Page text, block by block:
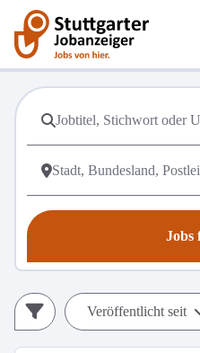
Jobs
Veröffentlicht seit